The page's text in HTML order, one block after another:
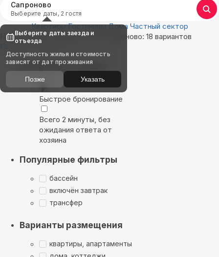
Сапроново
Выберите даты, 2 гостя
Квартиры Гостиницы Дома Частный сектор
Найдём, где остановиться в Сапроново: 18 вариантов
Показать на карте
Выбирайте лучшее
Быстрое бронирование
Всего 2 минуты, без
ожидания ответа от
хозяина
Популярные фильтры
бассейн
включён завтрак
трансфер
Варианты размещения
квартиры, апартаменты
Выберите даты заезда и
отъезда
Доступность жилья и стоимость
зависят от дат проживания
Позже Указать